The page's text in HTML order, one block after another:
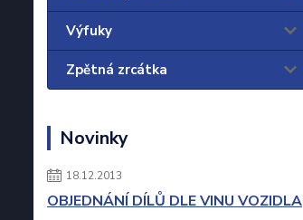
Výfuky
Zpětná zrcátka
Novinky
18.12.2013
OBJEDNÁNÍ DÍLŮ DLE VINU VOZIDLA